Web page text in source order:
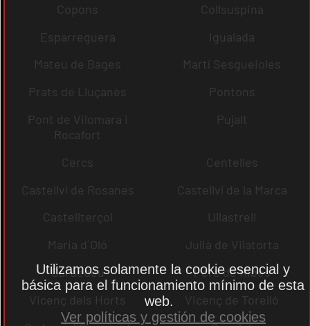
Copons
Collsuspina
Esparreguera
Igualada
Mateu de Bages
Martí Sesgueioles
Prats de Lluçanès
Pontons
Pont de Vilomara i
Rocafort
Pujalt
Cercs
Centelles
Castellví de Rosanes
Castellví de la Marca
Castellterçol
Ullastrell
Maria d´Oló
Julià de Vilatorta
Cardedeu
Pere de Ribes
Vicenç dels Horts
Vicenç de Torelló
Utilizamos solamente la cookie esencial y
básica para el funcionamiento mínimo de esta
web.
Ver políticas y gestión de cookies